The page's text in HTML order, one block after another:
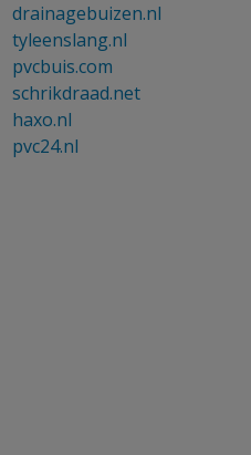
drainagebuizen.nl
tyleenslang.nl
pvcbuis.com
schrikdraad.net
haxo.nl
pvc24.nl